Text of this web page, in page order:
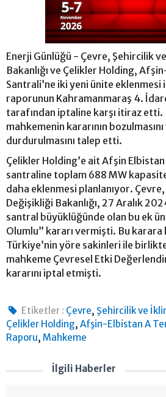
Enerji Günlüğü - Çevre, Şehircilik
Bakanlığı ve Çelikler Holding,
Santrali’ne iki yeni ünite eklenmesi
raporunun Kahramanmaraş 4.
tarafından iptaline karşı itiraz etti.
mahkemenin kararının
durdurulmasını talep etti.
Çelikler Holding’e ait Afşin
santraline toplam 688 MW
daha eklenmesi planlanıyor.
Değişikliği Bakanlığı, 27 Aralık
santral büyüklüğünde olan bu ek
Olumlu” kararı vermişti. Bu karara
Türkiye’nin yöre sakinleri ile
mahkeme Çevresel Etki
kararını iptal etmişti.
Etiketler : Çevre, Şehircilik ve
Çelikler Holding, Afşin-Elbistan A
Raporu, Mahkeme
İlgili Haberler